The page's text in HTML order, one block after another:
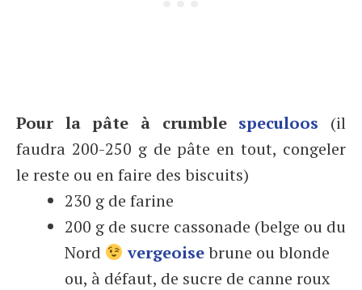
Pour la pâte à crumble speculoos
(il
faudra 200-250 g de pâte en tout, congeler
le reste ou en faire des biscuits)
230 g de farine
200 g de sucre cassonade (belge ou du
Nord
vergeoisebrune ou blonde
ou, à défaut, de sucre de canne roux